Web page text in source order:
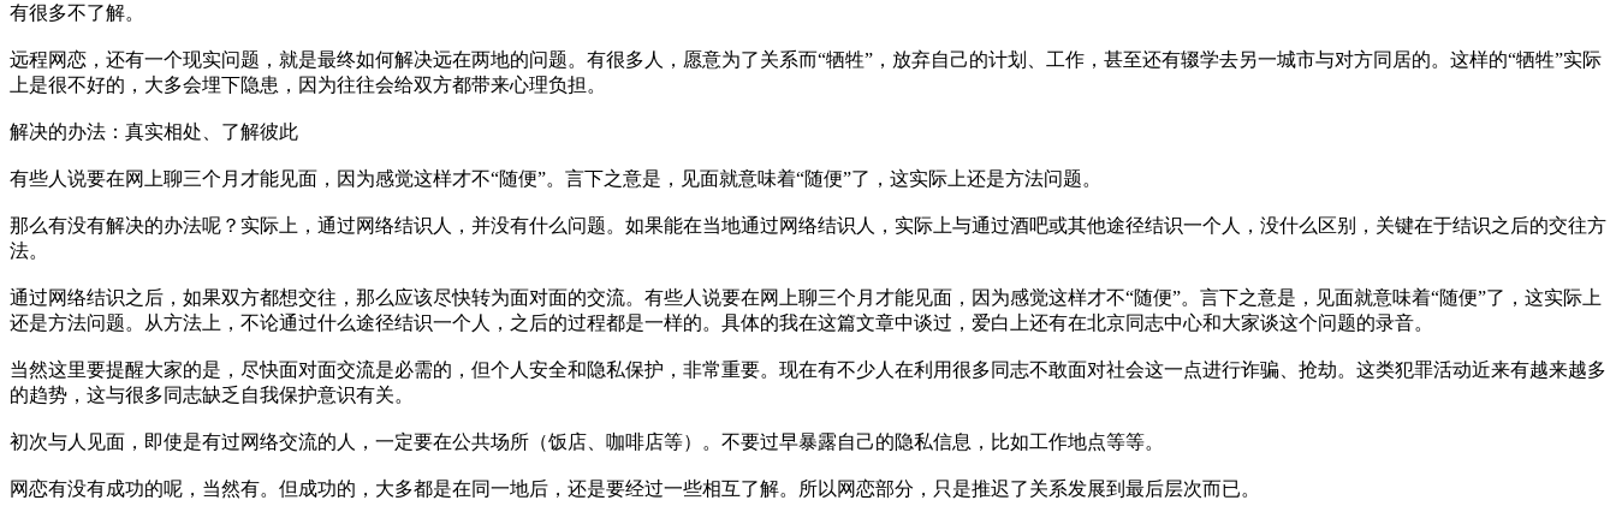
有很多不了解。
远程网恋，还有一个现实问题，就是最终如何解决远在两地的问题。有很多人，愿意为了关系而“牺牲”，放弃自己的计划、工作，甚至还有辍学去另一城市与对方同居的。这样的“牺牲”实际
上是很不好的，大多会埋下隐患，因为往往会给双方都带来心理负担。
解决的办法：真实相处、了解彼此
有些人说要在网上聊三个月才能见面，因为感觉这样才不“随便”。言下之意是，见面就意味着“随便”了，这实际上还是方法问题。
那么有没有解决的办法呢？实际上，通过网络结识人，并没有什么问题。如果能在当地通过网络结识人，实际上与通过酒吧或其他途径结识一个人，没什么区别，关键在于结识之后的交往方
法。
通过网络结识之后，如果双方都想交往，那么应该尽快转为面对面的交流。有些人说要在网上聊三个月才能见面，因为感觉这样才不“随便”。言下之意是，见面就意味着“随便”了，这实际上
还是方法问题。从方法上，不论通过什么途径结识一个人，之后的过程都是一样的。具体的我在这篇文章中谈过，爱白上还有在北京同志中心和大家谈这个问题的录音。
当然这里要提醒大家的是，尽快面对面交流是必需的，但个人安全和隐私保护，非常重要。现在有不少人在利用很多同志不敢面对社会这一点进行诈骗、抢劫。这类犯罪活动近来有越来越多
的趋势，这与很多同志缺乏自我保护意识有关。
初次与人见面，即使是有过网络交流的人，一定要在公共场所（饭店、咖啡店等）。不要过早暴露自己的隐私信息，比如工作地点等等。
网恋有没有成功的呢，当然有。但成功的，大多都是在同一地后，还是要经过一些相互了解。所以网恋部分，只是推迟了关系发展到最后层次而已。